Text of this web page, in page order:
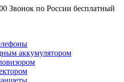
Звонок по России бесплатный
аккумулятором